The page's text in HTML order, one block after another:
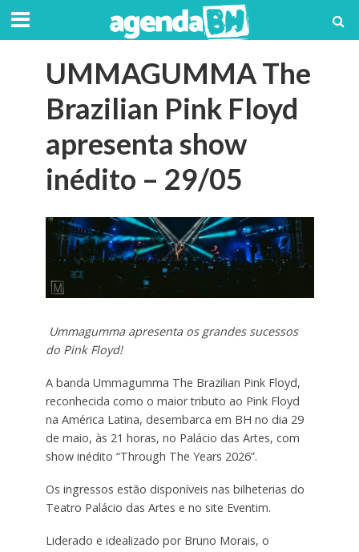
UMMAGUMMA The
Brazilian Pink Floyd
apresenta show
inédito – 29/05
Ummagumma apresenta os grandes sucessos
do Pink Floyd!
A banda Ummagumma The Brazilian Pink Floyd,
reconhecida como o maior tributo ao Pink Floyd
na América Latina, desembarca em BH no dia 29
de maio, às 21 horas, no Palácio das Artes, com
show inédito “Through The Years 2026”.
Os ingressos estão disponíveis nas bilheterias do
Teatro Palácio das Artes e no site Eventim.
Liderado e idealizado por Bruno Morais, o